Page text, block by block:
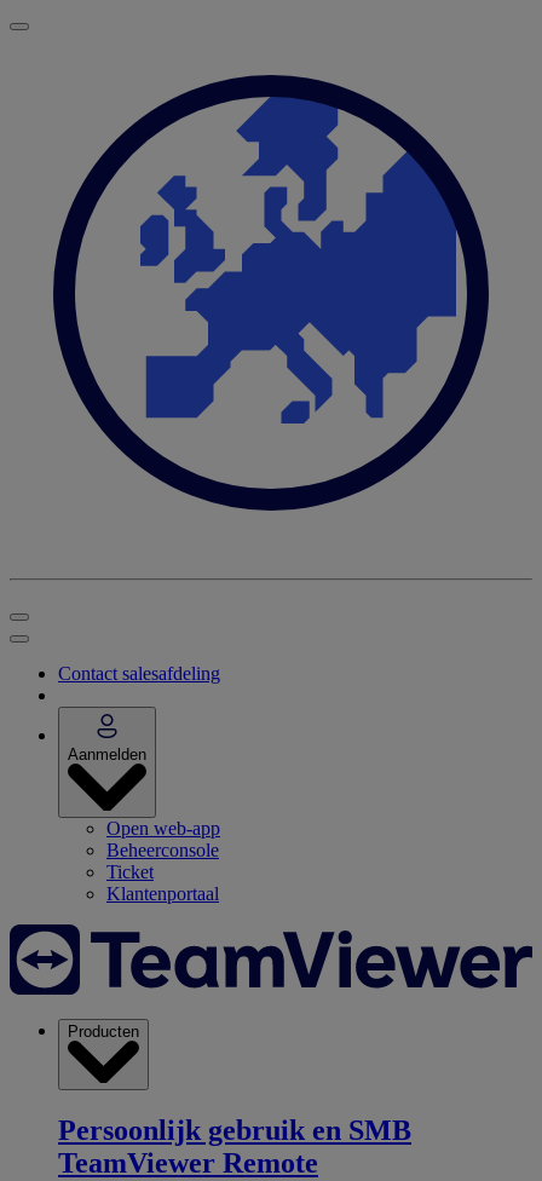
Contact salesafdeling
Aanmelden
Open web-app
Beheerconsole
Ticket
Klantenportaal
Producten
Persoonlijk gebruik en SMB
TeamViewer Remote